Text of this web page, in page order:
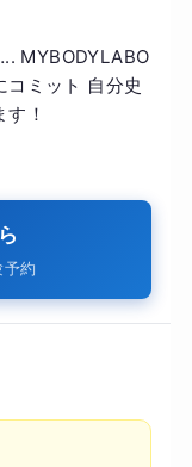
MYBODYLABO
コミット 自分史
！
約